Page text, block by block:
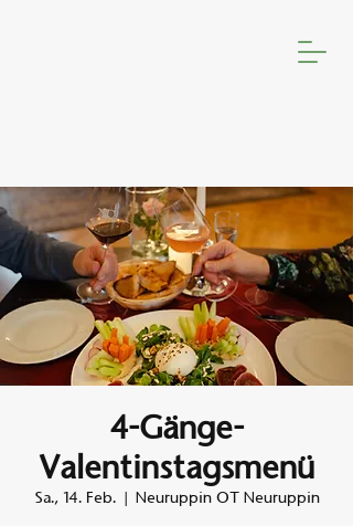
4-Gänge-
Valentinstagsmenü
Sa., 14. Feb.
  |
Neuruppin OT Neuruppin